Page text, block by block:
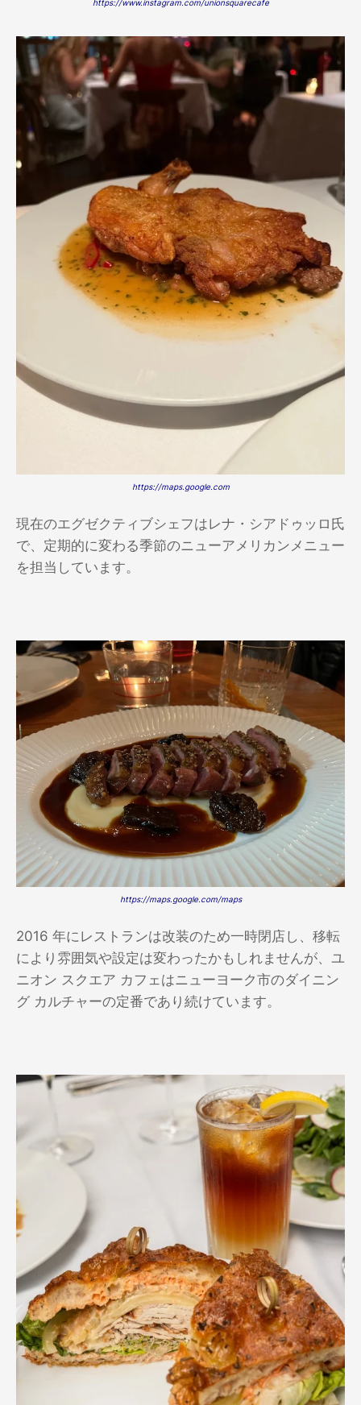
https://www.instagram.com/unionsquarecafe
https://maps.google.com
現在のエグゼクティブシェフはレナ・シアドゥッロ氏
で、定期的に変わる季節のニューアメリカンメニュー
を担当しています。
https://maps.google.com/maps
2016 年にレストランは改装のため一時閉店し、移転
により雰囲気や設定は変わったかもしれませんが、ユ
ニオン スクエア カフェはニューヨーク市のダイニン
グ カルチャーの定番であり続けています。